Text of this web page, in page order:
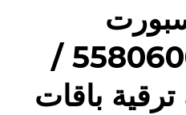
اليرموك / 55806005 /
باقات